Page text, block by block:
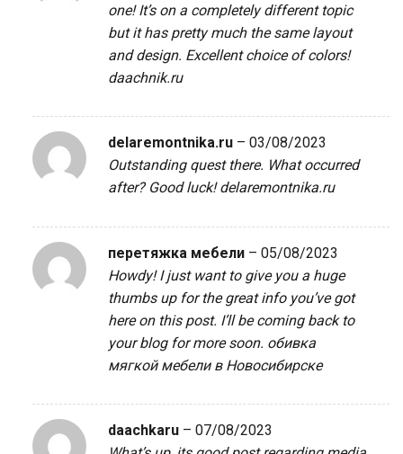
one! It’s on a completely different topic
but it has pretty much the same layout
and design. Excellent choice of colors!
daachnik.ru
delaremontnika.ru – 03/08/2023
Outstanding quest there. What occurred
after? Good luck!delaremontnika.ru
перетяжка мебели – 05/08/2023
Howdy! I just want to give you a huge
thumbs up for the great info you’ve got
here on this post. I’ll be coming back to
your blog for more soon. обивка
мягкой мебели в Новосибирске
daachkaru – 07/08/2023